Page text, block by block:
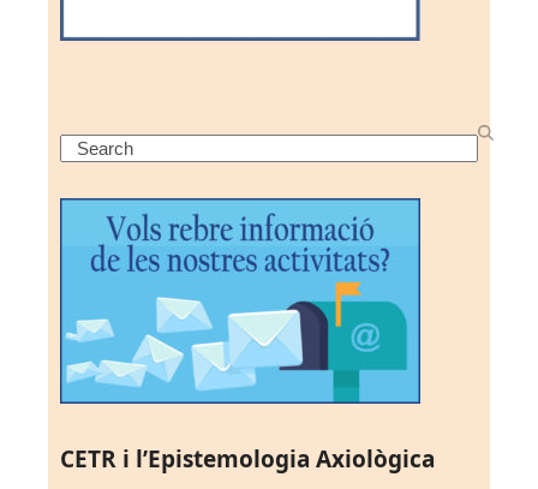
Search
CETR i l’Epistemologia Axiològica